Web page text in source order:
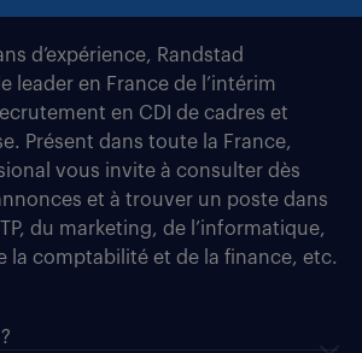
d’expérience, Randstad
leader en France de l’intérim
en CDI de cadres et
Présent dans toute la France,
vous invite à consulter dès
et à trouver un poste dans
du marketing, de l’informatique,
la comptabilité et de la finance, etc.